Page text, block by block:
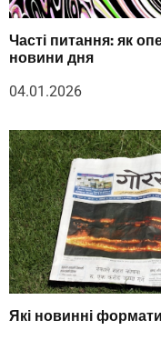
Часті питання: як
новини дня
04.01.2026
Які новинні